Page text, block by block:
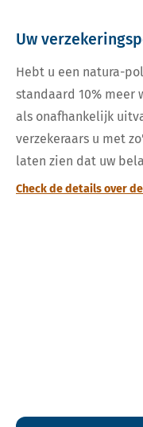
Uw
Hebt u een natura-
standaard 10% meer
als onafhankelijk
verzekeraars u met
laten zien dat uw
Check de details over